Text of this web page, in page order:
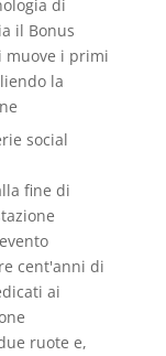
di
il Bonus
muove i primi
la
social
fine di
cent'anni di
ai
ruote e,